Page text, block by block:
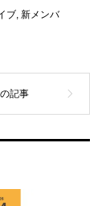
ブ, 新メンバ